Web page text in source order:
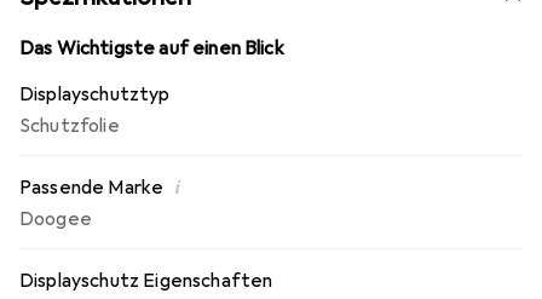
möglich! Beim Auftragen der Folie wird die Luft verdrängt
und schmiegt sich wie von selbst an das Display an.
Konstruktion, Zuschnitt und Konfektionierung zu fairen
Löhnen in Deutschland.
Das Wichtigste auf einen Blick
Displayschutztyp
Schutzfolie
Passende Marke i
Doogee
Displayschutz Eigenschaften